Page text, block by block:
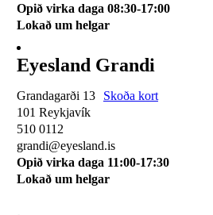
Opið virka daga 08:30-17:00
Lokað um helgar
Eyesland Grandi
Grandagarði 13
Skoða kort
101 Reykjavík
510 0112
grandi@eyesland.is
Opið virka daga 11:00-17:30
Lokað um helgar